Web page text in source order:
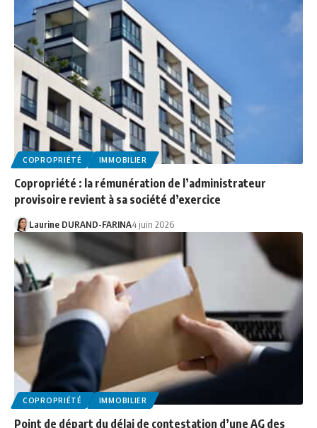
COPROPRIÉTÉ IMMOBILIER
Copropriété : la rémunération de l’administrateur
provisoire revient à sa société d’exercice
Laurine DURAND-FARINA4 juin 2026
COPROPRIÉTÉ IMMOBILIER
Point de départ du délai de contestation d’une AG des